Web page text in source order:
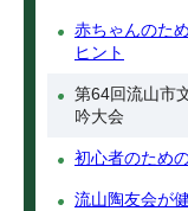
赤ちゃんのた
ヒント
第64回流山市
吟大会
初心者のため
流山陶友会が